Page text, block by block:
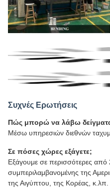
Συχνές Ερωτήσεις
Πώς μπορώ να λάβω
Μέσω υπηρεσιών διεθνών
Σε πόσες χώρες εξάγετε;
Εξάγουμε σε περισσότερες
συμπεριλαμβανομένης της
της Αιγύπτου, της Κορέας, κ.λπ.